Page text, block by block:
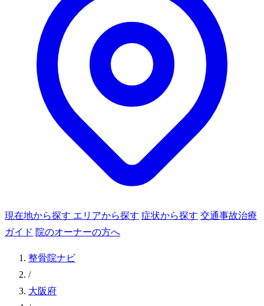
現在地から探す エリアから探す 症状から探す 交通事故治療
ガイド 院のオーナーの方へ
整骨院ナビ
/
大阪府